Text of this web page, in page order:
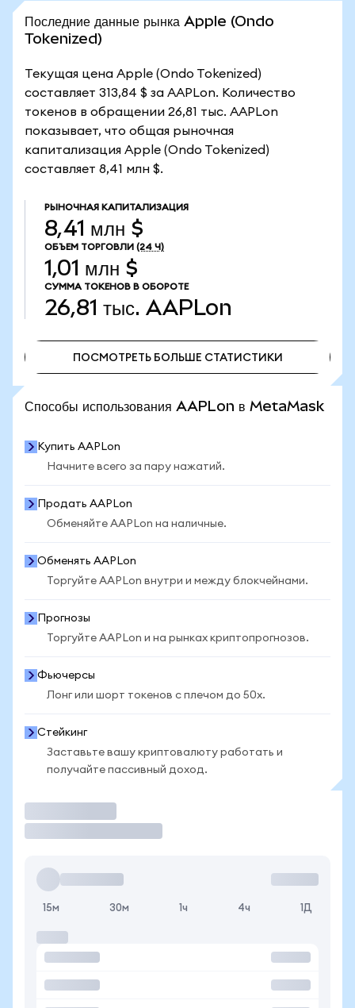
Последние данные рынка Apple (Ondo
Tokenized)
Текущая цена Apple (Ondo Tokenized)
составляет 313,84 $ за AAPLon. Количество
токенов в обращении 26,81 тыс. AAPLon
показывает, что общая рыночная
капитализация Apple (Ondo Tokenized)
составляет 8,41 млн $.
РЫНОЧНАЯ КАПИТАЛИЗАЦИЯ
8,41 млн $
ОБЪЕМ ТОРГОВЛИ (24 Ч)
1,01 млн $
СУММА ТОКЕНОВ В ОБОРОТЕ
26,81 тыс. AAPLon
ПОСМОТРЕТЬ БОЛЬШЕ СТАТИСТИКИ
Способы использования AAPLon в MetaMask
Купить AAPLon
Начните всего за пару нажатий.
Продать AAPLon
Обменяйте AAPLon на наличные.
Обменять AAPLon
Торгуйте AAPLon внутри и между блокчейнами.
Прогнозы
Торгуйте AAPLon и на рынках криптопрогнозов.
Фьючерсы
Лонг или шорт токенов с плечом до 50x.
Стейкинг
Заставьте вашу криптовалюту работать и
получайте пассивный доход.
15м 30м 1ч 4ч 1Д